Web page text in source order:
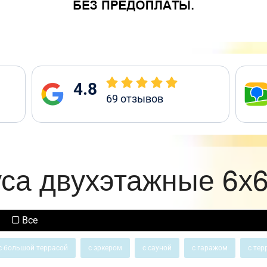
4.8 69 отзывов
двухэтажные
Все
большой террасой с эркером с сауной с гаражом с